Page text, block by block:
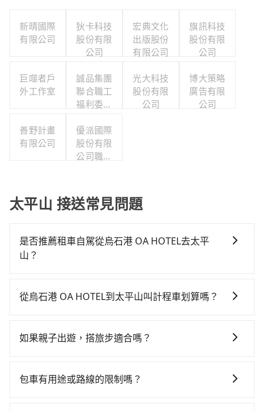
新晴國際
有限公司
狄卡科技
股份有限
公司
宏典文化
出版股份
有限公司
旗訊科技
股份有限
公司
巨噬者戶
外工作室
誠品集團
聯合職工
福利委員
光大科技
股份有限
公司
博大策略
廣告有限
公司
善野計畫
有限公司
優派國際
股份有限
公司職工
太平山 接送常見問題
是否推薦租車自駕從烏石港 OA HOTEL去太平
山？
時不需要閉目養神（因為要自己開車），最重要的是你
$115~205承租小轎車，每公里再額外加收$3.2，從烏石
返回），雖已將每小時40元路邊停車費用預估進去，但
從烏石港 OA HOTEL到太平山叫計程車划算嗎？
灣大車隊、Uber、Line Taxi、Yoxi等，如果在路邊攔不
看。依照里程跳錶計算，價格約為870~1,000元間。不
如果親子出遊，搭旅步適合嗎？
椅及兒童用增高墊供您選購(租借300元/個)，讓您和孩子
包車有用途或路線的限制嗎？